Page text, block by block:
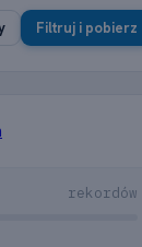
Filtruj i pobierz
rekordów